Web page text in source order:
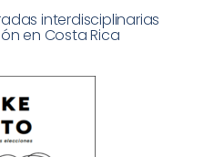
interdisciplinarias
en Costa Rica